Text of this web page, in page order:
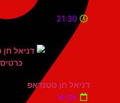
21:30
דניאל חן סטנדאפ
יום ש'